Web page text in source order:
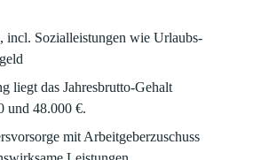
, incl. Sozialleistungen wie Urlaubs-
liegt das Jahresbrutto-Gehalt
und 48.000 €.
mit Arbeitgeberzuschuss